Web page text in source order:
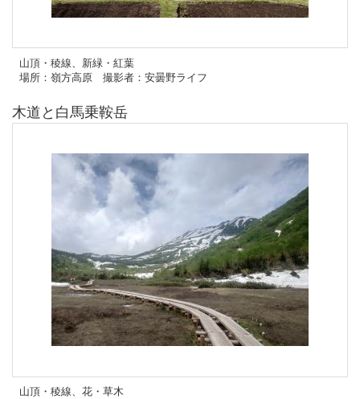
山頂・稜線、新緑・紅葉
場所：嶺方高原 撮影者：安曇野ライフ
木道と白馬乗鞍岳
山頂・稜線、花・草木